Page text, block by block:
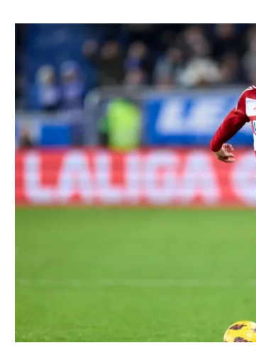
ליגה סינית
ליגה ברזילאית
ליגות נוספות